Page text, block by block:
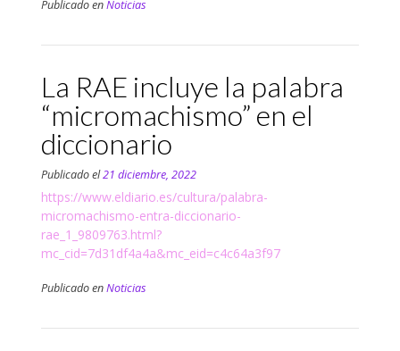
Publicado enNoticias
La RAE incluye la palabra
“micromachismo” en el
diccionario
Publicado el21 diciembre, 2022
https://www.eldiario.es/cultura/palabra-
micromachismo-entra-diccionario-
rae_1_9809763.html?
mc_cid=7d31df4a4a&mc_eid=c4c64a3f97
Publicado enNoticias